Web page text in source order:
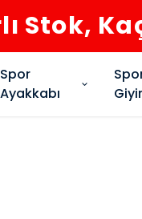
Stok,
Spor
Ayakkabı